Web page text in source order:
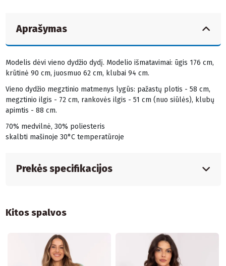
Aprašymas
Modelis dėvi vieno dydžio dydį. Modelio išmatavimai: ūgis 176 cm,
krūtinė 90 cm, juosmuo 62 cm, klubai 94 cm.
Vieno dydžio megztinio matmenys lygūs: pažastų plotis - 58 cm,
megztinio ilgis - 72 cm, rankovės ilgis - 51 cm (nuo siūlės), klubų
apimtis - 88 cm.
70% medvilnė, 30% poliesteris
skalbti mašinoje 30°C temperatūroje
Prekės specifikacijos
Kitos spalvos